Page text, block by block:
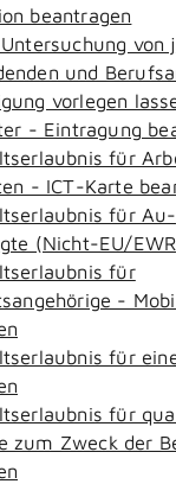
beantragen
von
und
vorlegen
- Eintragung
für
- ICT-Karte
für
(Nicht-EU/
für
-
für
für
zum Zweck der